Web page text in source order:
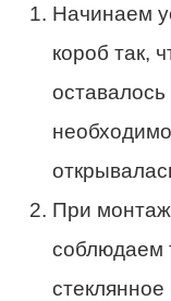
Начинаем
короб так,
При
соблюдаем
стеклянное